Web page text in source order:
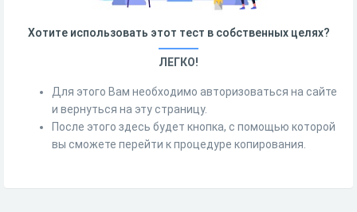
Хотите использовать этот тест в собственных целях?
ЛЕГКО!
Для этого Вам необходимо авторизоваться на сайте
и вернуться на эту страницу.
После этого здесь будет кнопка, с помощью которой
вы сможете перейти к процедуре копирования.